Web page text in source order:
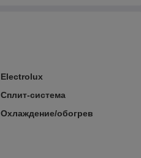
Electrolux
Сплит-система
Охлаждение/обогрев